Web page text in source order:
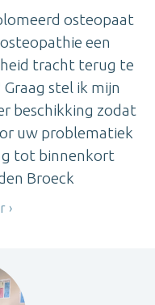
osteopaat
een
tracht terug te
stel ik mijn
beschikking zodat
uw problematiek
tot binnenkort
Broeck